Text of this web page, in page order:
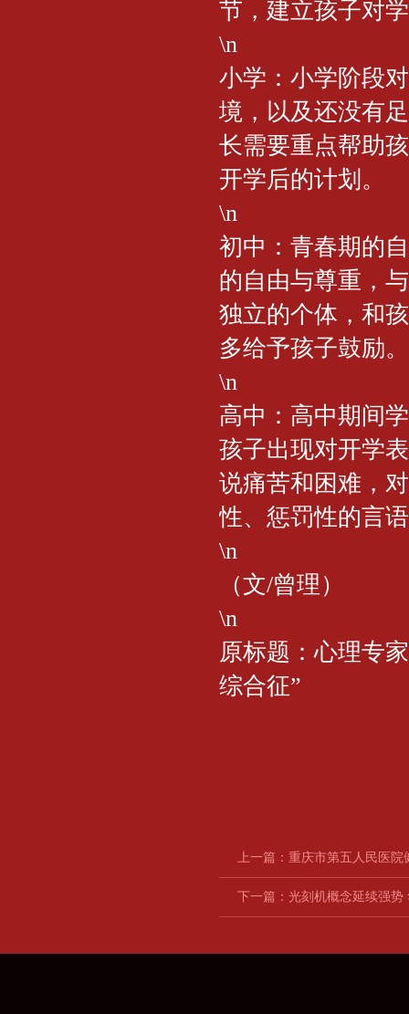
节，建立孩子对
\n
小学：小学阶段
境，以及还没有
长需要重点帮助
开学后的计划。
\n
初中：青春期的
的自由与尊重，
独立的个体，和
多给予孩子鼓励。
\n
高中：高中期间
孩子出现对开学
说痛苦和困难，
性、惩罚性的言
\n
（文/曾理）
\n
原标题：心理专
综合征”
上一篇： 重庆市第五人民医院
下一篇： 光刻机概念延续强势